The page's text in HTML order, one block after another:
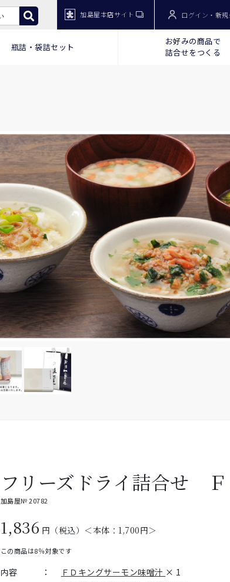
加島屋本店サイト ログイン・新
瓶詰・袋詰セット
お好みの商品で
詰合せをつくる
フリーズドライ詰合せ Ｆ
加島屋№ 20782
1,836 円（税込）＜本体： 1,700円＞
この商品は8％対象です
内容 ： ＦＤキングサーモン味噌汁 × 1